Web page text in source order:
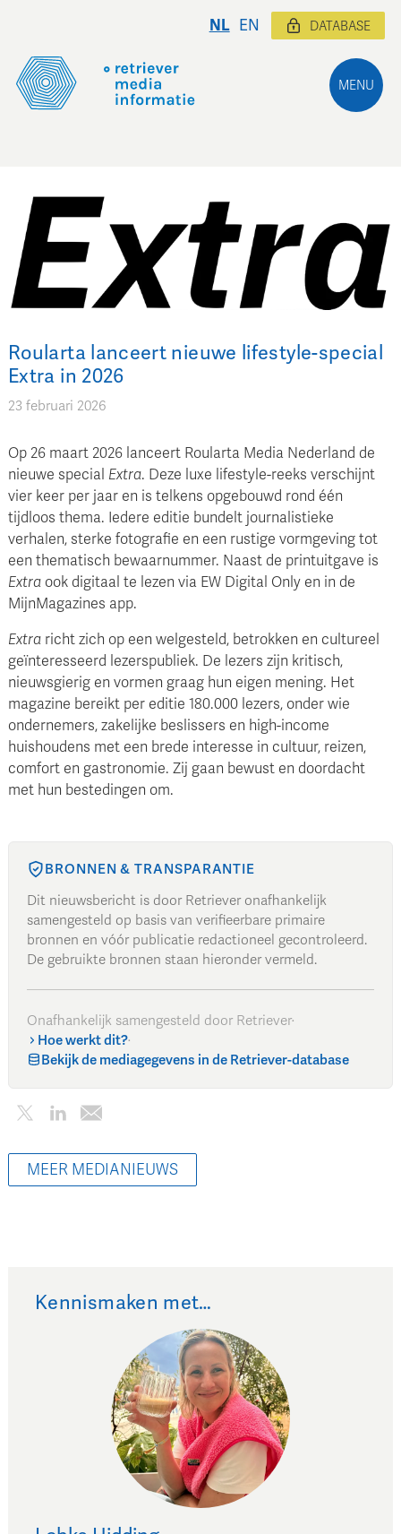
MENU
NL EN DATABASE
Roularta lanceert nieuwe lifestyle-special
Extra in 2026
23 februari 2026
Op 26 maart 2026 lanceert Roularta Media Nederland de
nieuwe special Extra. Deze luxe lifestyle-reeks verschijnt
vier keer per jaar en is telkens opgebouwd rond één
tijdloos thema. Iedere editie bundelt journalistieke
verhalen, sterke fotografie en een rustige vormgeving tot
een thematisch bewaarnummer. Naast de printuitgave is
Extra ook digitaal te lezen via EW Digital Only en in de
MijnMagazines app.
Extra richt zich op een welgesteld, betrokken en cultureel
geïnteresseerd lezerspubliek. De lezers zijn kritisch,
nieuwsgierig en vormen graag hun eigen mening. Het
magazine bereikt per editie 180.000 lezers, onder wie
ondernemers, zakelijke beslissers en high-income
huishoudens met een brede interesse in cultuur, reizen,
comfort en gastronomie. Zij gaan bewust en doordacht
met hun bestedingen om.
BRONNEN & TRANSPARANTIE
Dit nieuwsbericht is door Retriever onafhankelijk
samengesteld op basis van verifieerbare primaire
bronnen en vóór publicatie redactioneel gecontroleerd.
De gebruikte bronnen staan hieronder vermeld.
Onafhankelijk samengesteld door Retriever·
Hoe werkt dit?·
Bekijk de mediagegevens in de Retriever-database
MEER MEDIANIEUWS
Kennismaken met…